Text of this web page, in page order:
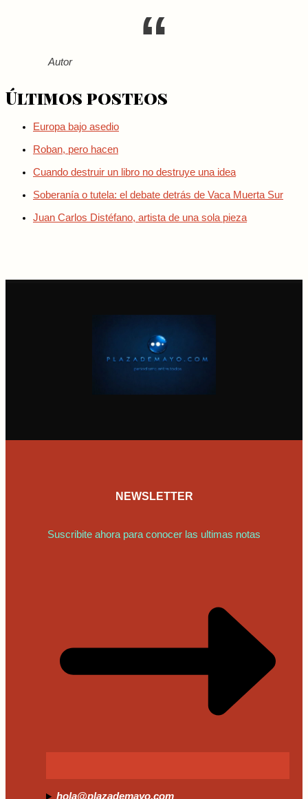
Autor
Últimos posteos
Europa bajo asedio
Roban, pero hacen
Cuando destruir un libro no destruye una idea
Soberanía o tutela: el debate detrás de Vaca Muerta Sur
Juan Carlos Distéfano, artista de una sola pieza
NEWSLETTER
Suscribite ahora para conocer las ultimas notas
hola@plazademayo.com